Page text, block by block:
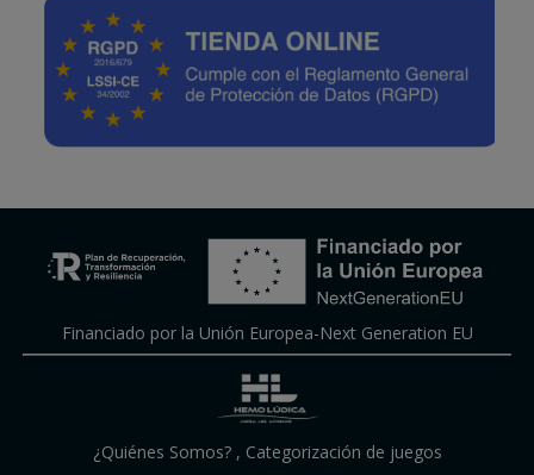
Financiado por la Unión Europea-Next Generation EU
¿Quiénes Somos?, Categorización de juegos